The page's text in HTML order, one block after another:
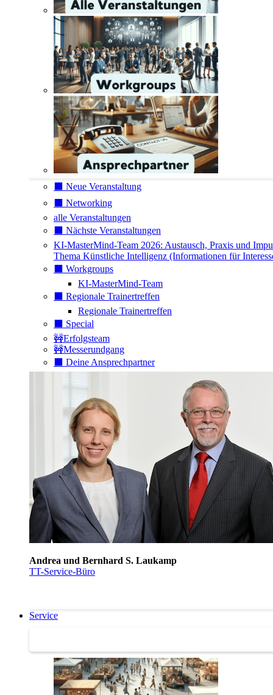
⬛️ Neue Veranstaltung
⬛️ Networking
alle Veranstaltungen
⬛️ Nächste Veranstaltungen
KI-MasterMind-Team 2026: Austausch, Praxis und
Thema Künstliche Intelligenz (Informationen für
⬛️ Workgroups
KI-MasterMind-Team
⬛️ Regionale Trainertreffen
Regionale Trainertreffen
⬛️ Special
🚧Erfolgsteam
🚧Messerundgang
⬛️ Deine Ansprechpartner
Andrea und Bernhard S. Laukamp
TT-Service-Büro
Service